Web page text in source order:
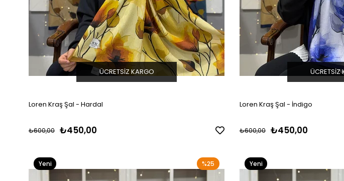
Loren Kraş Şal - Hardal
₺450,00
₺600,00
ÜCRETSIZ KARGO
Loren Kraş Şal - İndigo
₺450,00
₺600,00
ÜCRETSIZ
%25
Yeni
Yeni